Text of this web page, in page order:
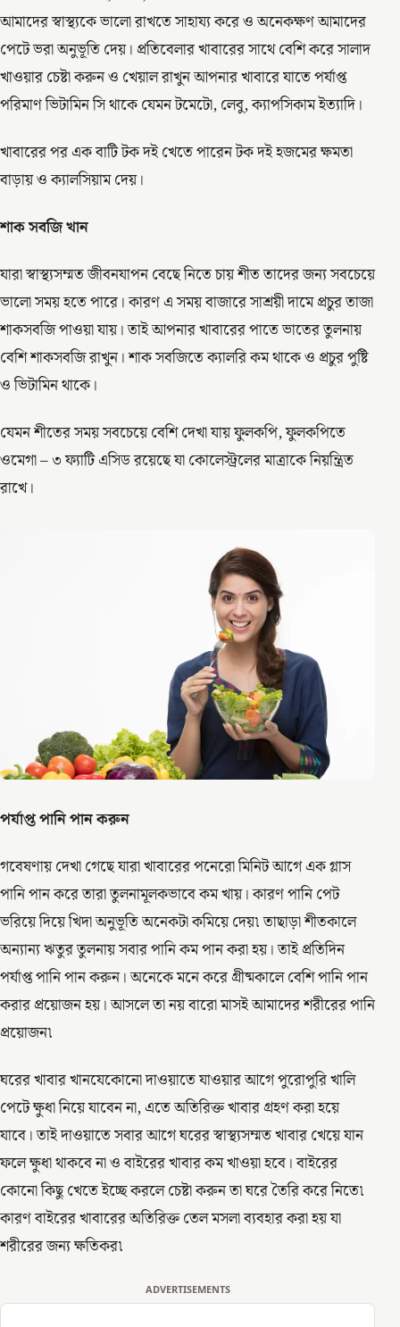
আমাদের স্বাস্থ্যকে ভালো রাখতে সাহায্য করে ও অনেকক্ষণ আমাদের
পেটে ভরা অনুভূতি দেয়। প্রতিবেলার খাবারের সাথে বেশি করে সালাদ
খাওয়ার চেষ্টা করুন ও খেয়াল রাখুন আপনার খাবারে যাতে পর্যাপ্ত
পরিমাণ ভিটামিন সি থাকে যেমন টমেটো, লেবু, ক্যাপসিকাম ইত্যাদি।
খাবারের পর এক বাটি টক দই খেতে পারেন টক দই হজমের ক্ষমতা
বাড়ায় ও ক্যালসিয়াম দেয়।
শাক সবজি খান
যারা স্বাস্থ্যসম্মত জীবনযাপন বেছে নিতে চায় শীত তাদের জন্য সবচেয়ে
ভালো সময় হতে পারে। কারণ এ সময় বাজারে সাশ্রয়ী দামে প্রচুর তাজা
শাকসবজি পাওয়া যায়। তাই আপনার খাবারের পাতে ভাতের তুলনায়
বেশি শাকসবজি রাখুন। শাক সবজিতে ক্যালরি কম থাকে ও প্রচুর পুষ্টি
ও ভিটামিন থাকে।
যেমন শীতের সময় সবচেয়ে বেশি দেখা যায় ফুলকপি, ফুলকপিতে
ওমেগা – ৩ ফ্যাটি এসিড রয়েছে যা কোলেস্ট্রলের মাত্রাকে নিয়ন্ত্রিত
রাখে।
পর্যাপ্ত পানি পান করুন
গবেষণায় দেখা গেছে যারা খাবারের পনেরো মিনিট আগে এক গ্লাস
পানি পান করে তারা তুলনামূলকভাবে কম খায়। কারণ পানি পেট
ভরিয়ে দিয়ে খিদা অনুভূতি অনেকটা কমিয়ে দেয়৷ তাছাড়া শীতকালে
অন্যান্য ঋতুর তুলনায় সবার পানি কম পান করা হয়। তাই প্রতিদিন
পর্যাপ্ত পানি পান করুন। অনেকে মনে করে গ্রীষ্মকালে বেশি পানি পান
করার প্রয়োজন হয়। আসলে তা নয় বারো মাসই আমাদের শরীরের পানি
প্রয়োজন৷
ঘরের খাবার খানযেকোনো দাওয়াতে যাওয়ার আগে পুরোপুরি খালি
পেটে ক্ষুধা নিয়ে যাবেন না, এতে অতিরিক্ত খাবার গ্রহণ করা হয়ে
যাবে। তাই দাওয়াতে সবার আগে ঘরের স্বাস্থ্যসম্মত খাবার খেয়ে যান
ফলে ক্ষুধা থাকবে না ও বাইরের খাবার কম খাওয়া হবে। বাইরের
কোনো কিছু খেতে ইচ্ছে করলে চেষ্টা করুন তা ঘরে তৈরি করে নিতে৷
কারণ বাইরের খাবারের অতিরিক্ত তেল মসলা ব্যবহার করা হয় যা
শরীরের জন্য ক্ষতিকর৷
ADVERTISEMENTS